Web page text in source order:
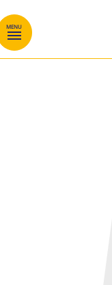
MENU